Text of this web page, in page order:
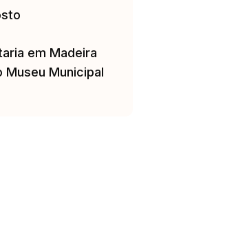
em Madeira
Museu Municipal